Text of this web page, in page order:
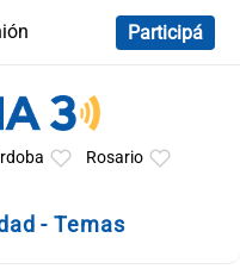
Participá
Rosario
- Temas